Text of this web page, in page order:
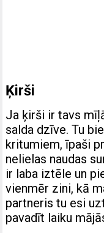
Ķirši
Ja ķirši ir tavs
salda dzīve. Tu
kritumiem, īpaši
nelielas naudas
ir laba iztēle un
vienmēr zini, kā
partneris tu esi
pavadīt laiku